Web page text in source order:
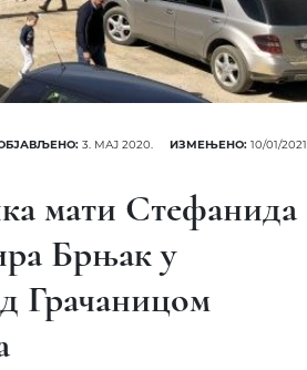
3. МАЈ 2020. ИЗМЕЊЕНО: 10/01/2021
мати Стефанида
Брњак у
Грачаницом